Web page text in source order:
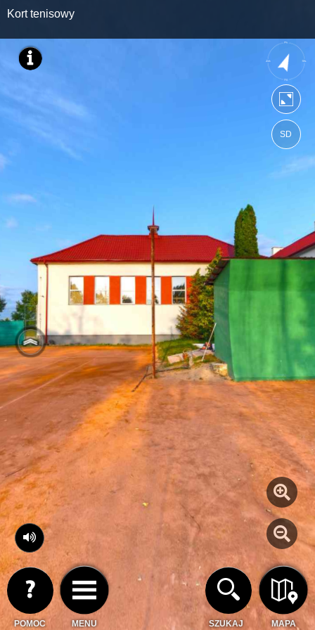
https://ebratne.wkraj.pl
Mapa serwisu
Kort tenisowy
MENU MAPA
POMOC
SD
SZUKAJ